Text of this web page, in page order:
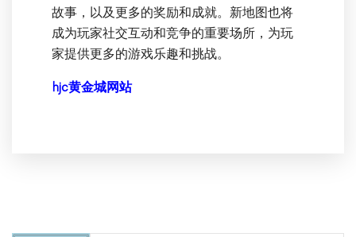
故事，以及更多的奖励和成就。新地图也将
成为玩家社交互动和竞争的重要场所，为玩
家提供更多的游戏乐趣和挑战。
hjc黄金城网站